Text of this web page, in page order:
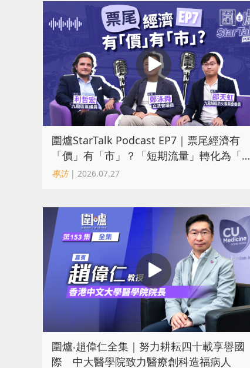
圍爐StarTalk Podcast EP7｜票尾經濟有
「價」有「市」？「短期流量」轉化為「經
濟留量」
專訪| 2026.07.27
圍爐‧趙偉仁全集｜努力耕耘四十載享譽國
際 中大醫學院致力醫療創科造福病人